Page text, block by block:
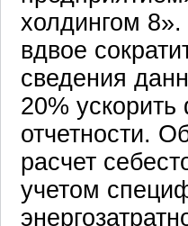
холдингом
вдвое
сведения
20%
отчетности.
расчет
учетом